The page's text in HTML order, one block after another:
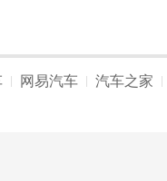
网易汽车 汽车之家